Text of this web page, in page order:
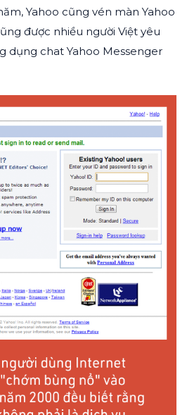
Yahoo cũng vén màn Yahoo
được nhiều người Việt yêu
dụng chat Yahoo Messenger